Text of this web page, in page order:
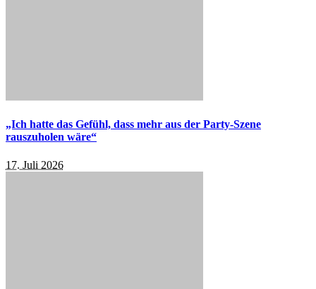
„Ich hatte das Gefühl, dass mehr aus der Party-Szene
rauszuholen wäre“
17. Juli 2026